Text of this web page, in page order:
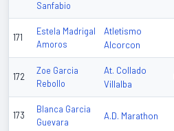
Sanfabio
171
Estela Madrigal
Amoros
Atletismo
Alcorcon
172
Zoe Garcia
Rebollo
At. Collado
Villalba
173
Blanca Garcia
Guevara
A.D. Marathon